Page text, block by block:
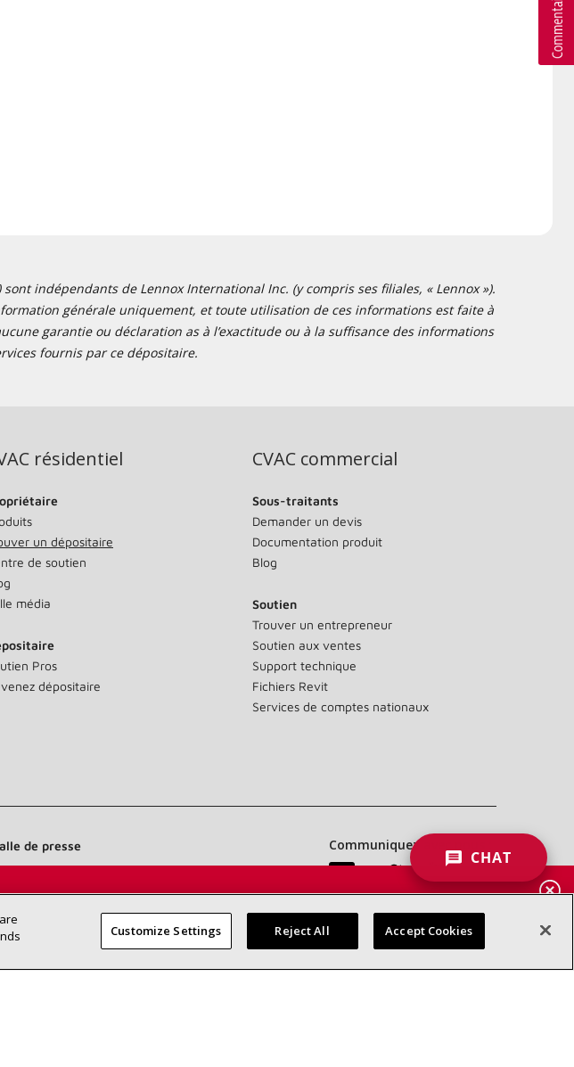
indépendants de Lennox International Inc. (y compris ses filiales, « Lennox »).
générale uniquement, et toute utilisation de ces informations est faite à
garantie ou déclaration as à l’exactitude ou à la suffisance des informations
fournis par ce dépositaire.
près
RECHERCHE DES
DÉPOSITAIRES
résidentiel
un dépositaire
de soutien
média
Pros
dépositaire
CVAC commercial
Sous-traitants
Demander un devis
Documentation produit
Blog
Soutien
Trouver un entrepreneur
Soutien aux ventes
Support technique
Fichiers Revit
Services de comptes nationaux
de presse Communiquez avec nous :
Déclaration d’accessibilité Confidentialité Conditions générales
CHAT
Customize Settings Reject All Accept Cookies